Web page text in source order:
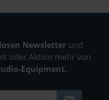
Newsletter und
oder Aktion mehr von
Equipment.